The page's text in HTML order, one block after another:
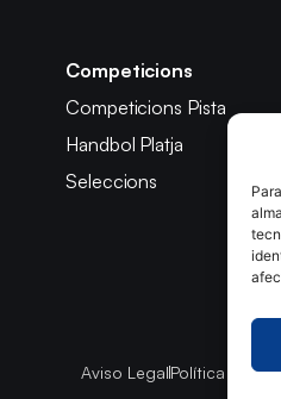
Competicions
Competicions Pista
Handbol Platja
Seleccions
Aviso LegalPolítica de